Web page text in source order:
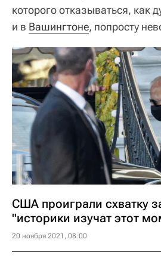
которого отказываться, как
и в Вашингтоне, попросту
США проиграли схватку
"историки изучат этот
20 ноября 2021, 08:00